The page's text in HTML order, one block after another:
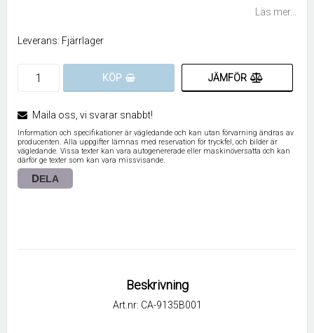
Läs mer...
Leverans: Fjärrlager
KÖP JÄMFÖR
Maila oss, vi svarar snabbt!
Information och specifikationer är vägledande och kan utan förvarning ändras av
producenten. Alla uppgifter lämnas med reservation för tryckfel, och bilder är
vägledande. Vissa texter kan vara autogenererade eller maskinöversatta och kan
därför ge texter som kan vara missvisande.
DELA
Beskrivning
Art.nr: CA-9135B001